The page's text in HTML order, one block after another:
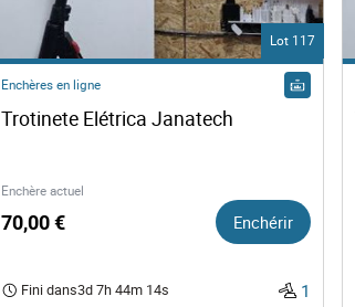
Lot 117
Enchères en ligne
Enchère actuel
70,00 € Enchérir
Fini dans3d 7h 44m 13s 1